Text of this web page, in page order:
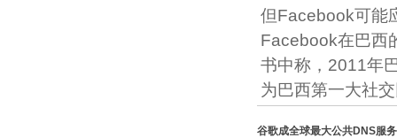
但Facebook可能
Facebook在巴西
书中称，2011年
为巴西第一大社
谷歌成全球最大公共DNS服